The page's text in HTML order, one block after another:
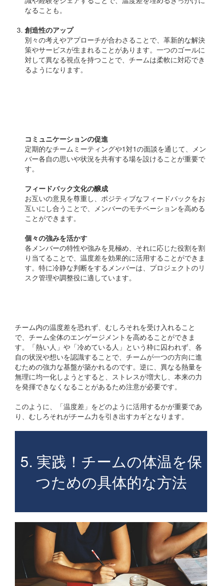
なることも。
創造性のアップ
別々の考えやアプローチが合わさることで、革新的な解決
策やサービスが生まれることがあります。一つのゴールに
対して異なる視点を持つことで、チームは柔軟に対応でき
るようになります。
コミュニケーションの促進
定期的なチームミーティングや1対1の面談を通じて、メン
バー各自の思いや状況を共有する場を設けることが重要で
す。
フィードバック文化の醸成
お互いの意見を尊重し、ポジティブなフィードバックをお
互いにし合うことで、メンバーのモチベーションを高める
ことができます。
個々の強みを活かす
各メンバーの特性や強みを見極め、それに応じた役割を割
り当てることで、温度差を効果的に活用することができま
す。特に冷静な判断をするメンバーは、プロジェクトのリ
スク管理や調整役に適しています。
チーム内の温度差を恐れず、むしろそれを受け入れること
で、チーム全体のエンゲージメントを高めることができま
す。「熱い人」や「冷めている人」という枠に囚われず、各
自の状況や想いを認識することで、チームが一つの方向に進
むための強力な基盤が築かれるのです。逆に、異なる熱量を
無理に均一化しようとすると、ストレスが増大し、本来の力
を発揮できなくなることがあるため注意が必要です。
このように、「温度差」をどのように活用するかが重要であ
り、むしろそれがチーム力を引き出すカギとなります。
5. 実践！チームの体温を保
つための具体的な方法